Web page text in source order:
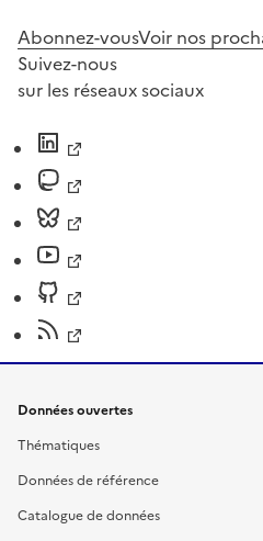
Abonnez-vousVoir nos
Suivez-nous
sur les réseaux sociaux
Données ouvertes
Thématiques
Données de référence
Catalogue de données